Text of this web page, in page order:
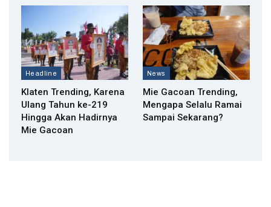
Headline
Klaten Trending, Karena
Ulang Tahun ke-219
Hingga Akan Hadirnya
Mie Gacoan
News
Mie Gacoan Trending,
Mengapa Selalu Ramai
Sampai Sekarang?